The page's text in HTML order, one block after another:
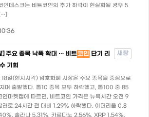
인데스크는 비트코인의 추가 하락이 현실화될 경우 5
] 주요 종목 낙폭 확대 … 비트코인 단기 리
기회
새창
일(현지시각) 암호화폐 시장은 주요 종목을 중심으로
며 출발했다. 톱10 종목 모두 하락했고, 톱100 중 85
인마켓캡에 따르면, 비트코인 가격은 뉴욕시간 오전 9
러로 24시간 전 대비 1.29% 하락했다. 이더리움 0.8
솔라나 5.31%, 카르다노 2.56%, XRP 1.54%,